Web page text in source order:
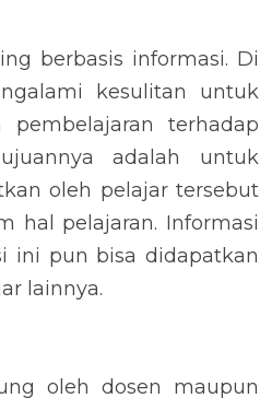
berbasis informasi. Di
kesulitan untuk
terhadap
adalah untuk
oleh pelajar tersebut
hal pelajaran. Informasi
ini pun bisa didapatkan
lainnya.
oleh dosen maupun